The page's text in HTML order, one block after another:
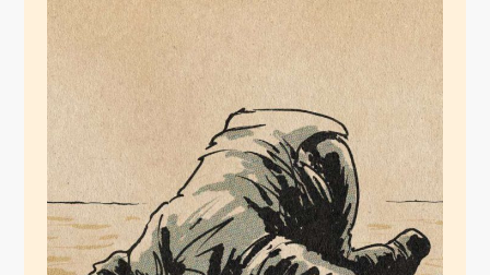
Seehofers Erkenntnis
Juli 20, 2020